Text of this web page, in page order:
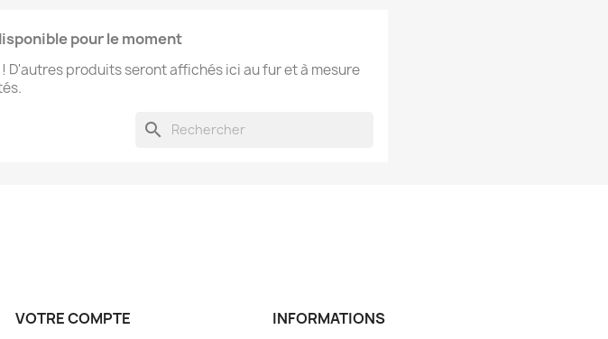
pour le moment
D'autres produits seront affichés ici au fur et à mesure
search
VOTRE COMPTE INFORMATIONS